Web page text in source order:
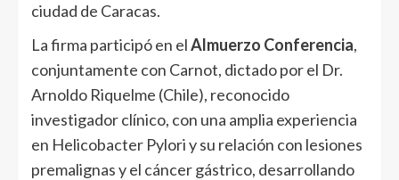
ciudad de Caracas.
La firma participó en elAlmuerzo Conferencia,
conjuntamente con Carnot, dictado por el Dr.
Arnoldo Riquelme (Chile), reconocido
investigador clínico, con una amplia experiencia
en Helicobacter Pylori y su relación con lesiones
premalignas y el cáncer gástrico, desarrollando